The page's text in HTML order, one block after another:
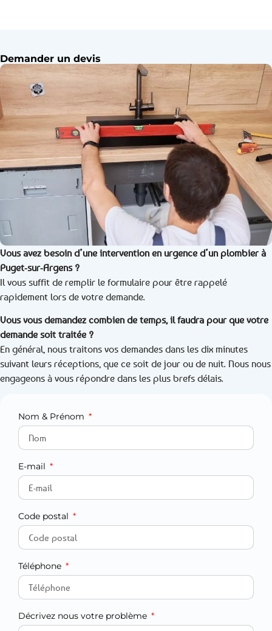
Demander un devis
Vous avez besoin d’une intervention en urgence d’un plombier à
Puget-sur-Argens ?
Il vous suffit de remplir le formulaire pour être rappelé
rapidement lors de votre demande.
Vous vous demandez combien de temps, il faudra pour que votre
demande soit traitée ?
En général, nous traitons vos demandes dans les dix minutes
suivant leurs réceptions, que ce soit de jour ou de nuit. Nous nous
engageons à vous répondre dans les plus brefs délais.
Nom & Prénom
E-mail
Code postal
Téléphone
Décrivez nous votre problème